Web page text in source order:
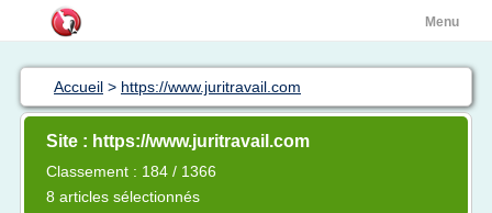
Menu
Accueil > https://www.juritravail.com
Site : https://www.juritravail.com
Classement : 184 / 1366
8 articles sélectionnés